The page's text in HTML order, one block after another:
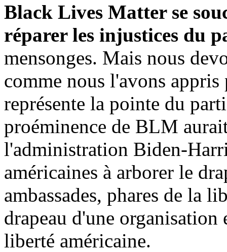
Black Lives Matter se
réparer les injustices du
mensonges. Mais nous
comme nous l'avons
représente la pointe du
proéminence de BLM
l'administration Biden-
américaines à arborer le
ambassades, phares de la
drapeau d'une organisation
liberté américaine.